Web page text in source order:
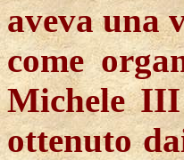
aveva una
come
Michele III
ottenuto